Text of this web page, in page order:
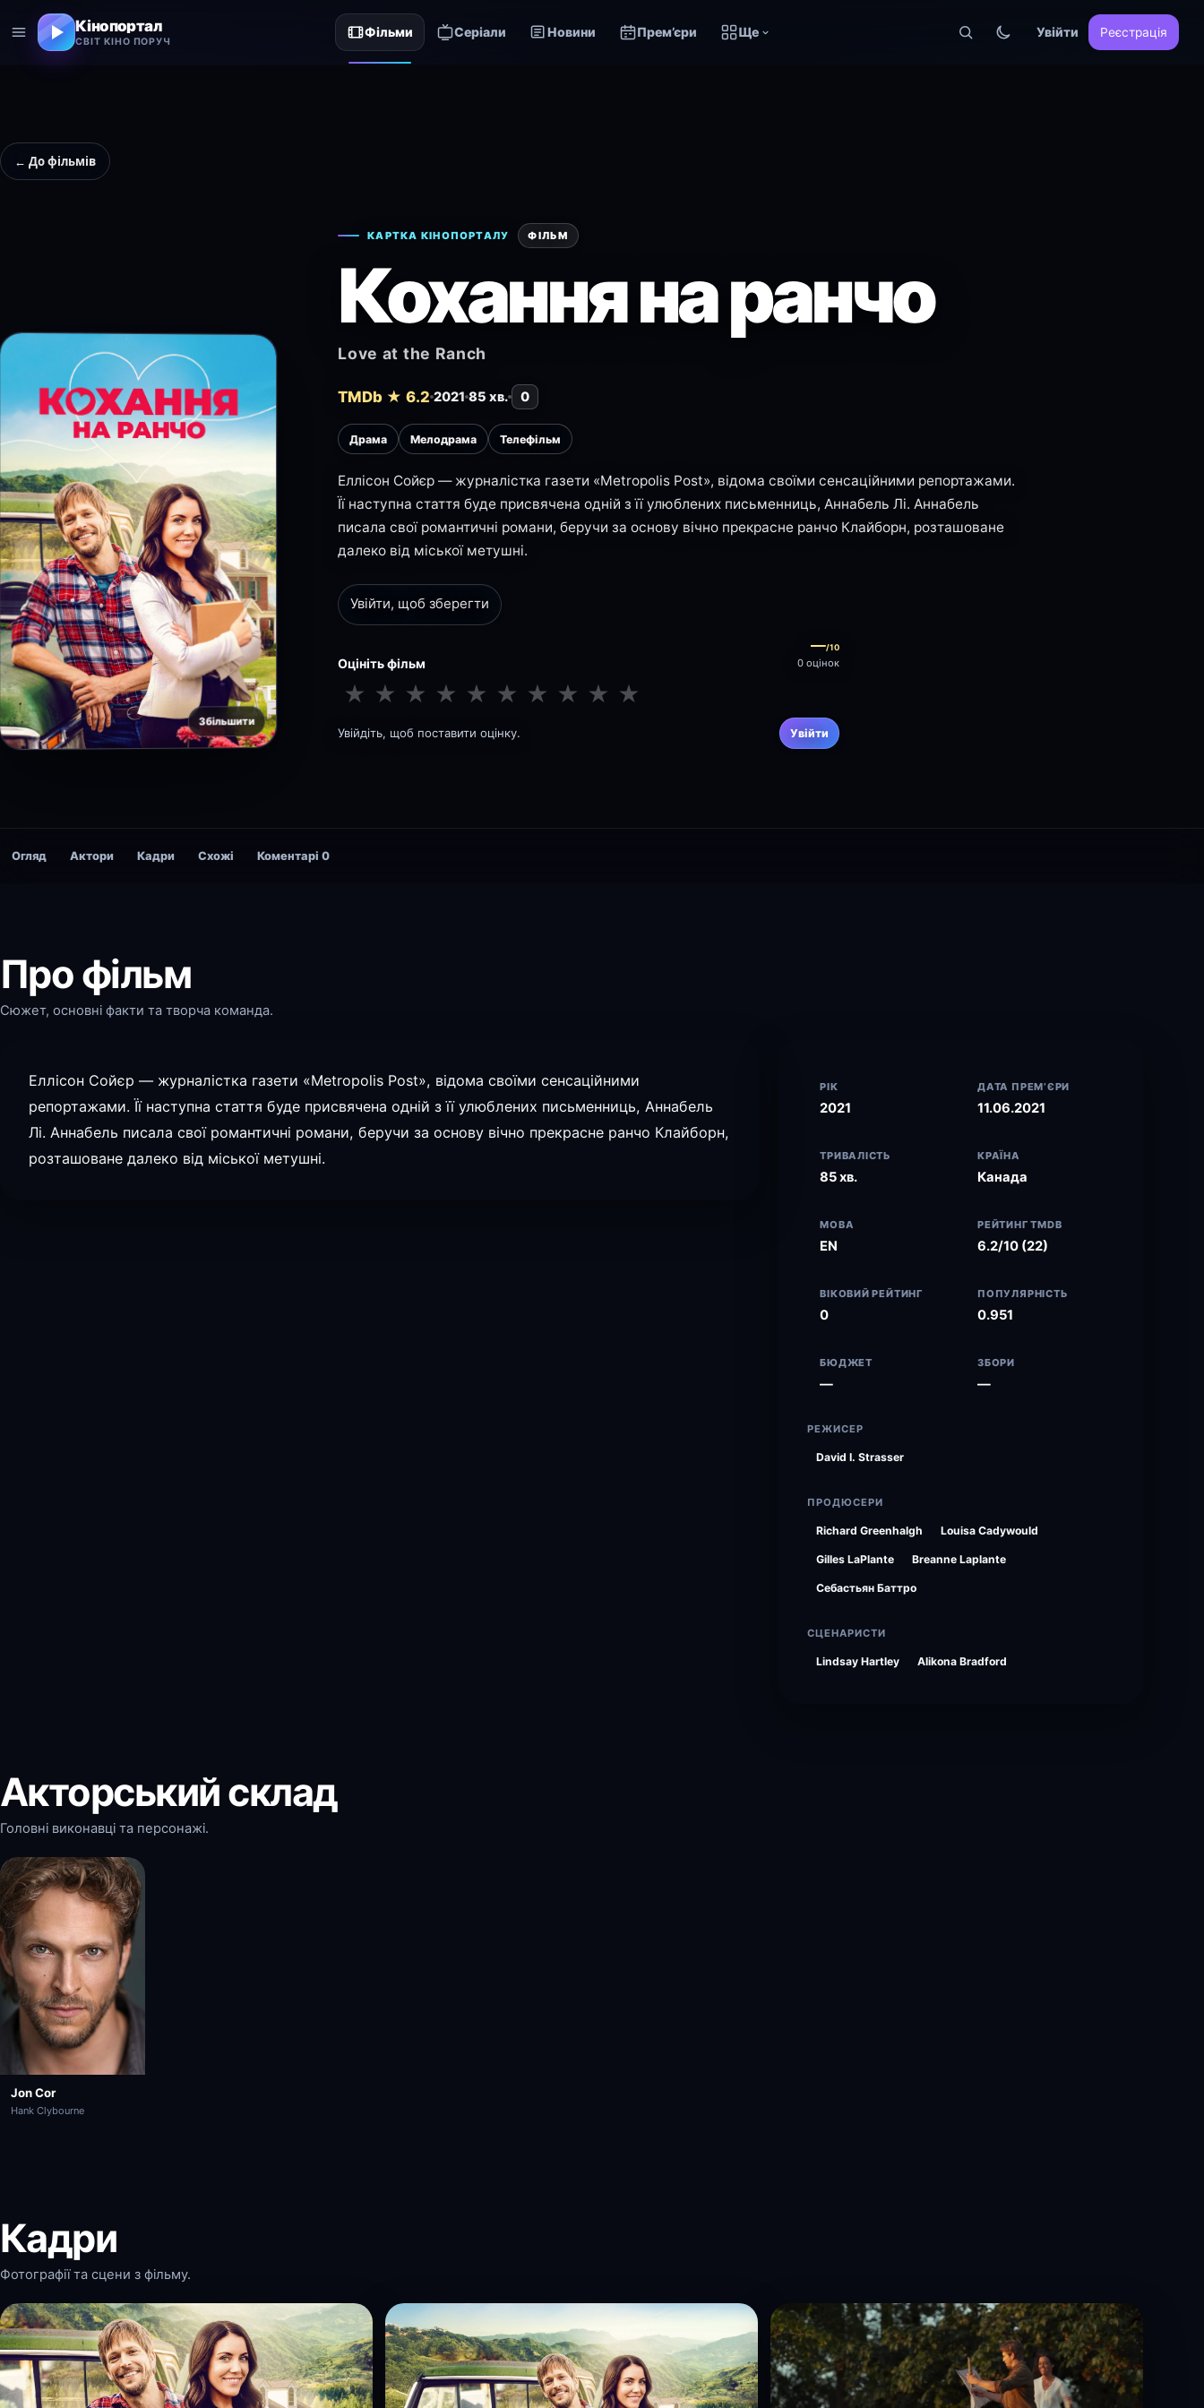
Кінопортал
СВІТ КІНО ПОРУЧ
Фільми Серіали Новини Прем’єри Ще Увійти Реєстрація
← До фільмів
Збільшити
КАРТКА КІНОПОРТАЛУ ФІЛЬМ
Кохання на ранчо
Love at the Ranch
TMDb ★ 6.2 2021 85 хв. 0
Драма Мелодрама Телефільм
Еллісон Сойєр — журналістка газети «Metropolis Post», відома своїми сенсаційними репортажами.
Її наступна стаття буде присвячена одній з її улюблених письменниць, Аннабель Лі. Аннабель
писала свої романтичні романи, беручи за основу вічно прекрасне ранчо Клайборн, розташоване
далеко від міської метушні.
Увійти, щоб зберегти
Оцініть фільм
—/10
0 оцінок
★ ★ ★ ★ ★ ★ ★ ★ ★ ★
Увійдіть, щоб поставити оцінку. Увійти
Огляд Актори Кадри Схожі Коментарі 0
Про фільм
Сюжет, основні факти та творча команда.
Еллісон Сойєр — журналістка газети «Metropolis Post», відома своїми сенсаційними
репортажами. Її наступна стаття буде присвячена одній з її улюблених письменниць, Аннабель
Лі. Аннабель писала свої романтичні романи, беручи за основу вічно прекрасне ранчо Клайборн,
розташоване далеко від міської метушні.
РІК
2021
ДАТА ПРЕМ’ЄРИ
11.06.2021
ТРИВАЛІСТЬ
85 хв.
КРАЇНА
Канада
МОВА
EN
РЕЙТИНГ TMDB
6.2/10 (22)
ВІКОВИЙ РЕЙТИНГ
0
ПОПУЛЯРНІСТЬ
0.951
БЮДЖЕТ
—
ЗБОРИ
—
РЕЖИСЕР
David I. Strasser
ПРОДЮСЕРИ
Richard Greenhalgh Louisa Cadywould
Gilles LaPlante Breanne Laplante
Себастьян Баттро
СЦЕНАРИСТИ
Lindsay Hartley Alikona Bradford
Акторський склад
Головні виконавці та персонажі.
Jon Cor
Hank Clybourne
Кадри
Фотографії та сцени з фільму.